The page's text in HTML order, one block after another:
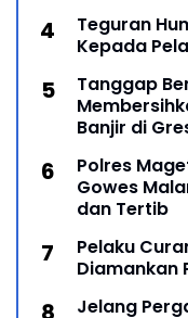
Teguran
Kepada
Tanggap
Banjir di
Polres
Gowes
dan Tertib
Pelaku
Diamankan
Jelang